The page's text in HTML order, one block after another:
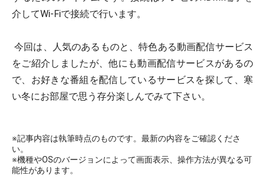
介してWi-Fiで接続で行います。
今回は、人気のあるものと、特色ある動画配信サービス
をご紹介しましたが、他にも動画配信サービスがあるの
で、お好きな番組を配信しているサービスを探して、寒
い冬にお部屋で思う存分楽しんでみて下さい。
※記事内容は執筆時点のものです。最新の内容をご確認くださ
い。
※機種やOSのバージョンによって画面表示、操作方法が異なる可
能性があります。